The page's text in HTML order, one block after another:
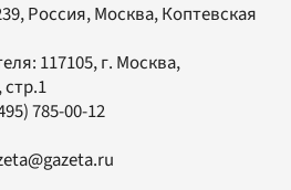
Россия, Москва, Коптевская
117105, г. Москва,
785-00-12